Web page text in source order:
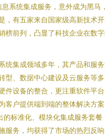
系统集成服务，意外成为黑马
，有五家来自国家级高新技术
榜前列，凸显了科技企业在数
统集成领域多年，其产品和服
型、数据中心建设及云服务等
件设备的整合，更注重软件平
客户提供端到端的整体解决方
标准化、模块化集成服务套餐
服务，均获得了市场的热烈反